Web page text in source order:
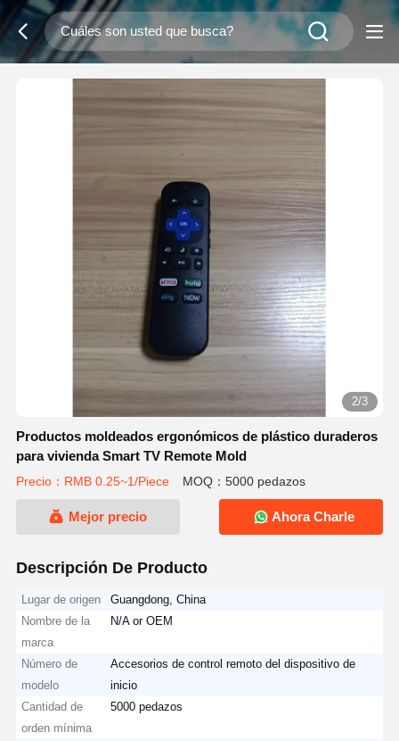
2/3
Productos moldeados ergonómicos de plástico duraderos
para vivienda Smart TV Remote Mold
Precio：RMB 0.25~1/Piece MOQ：5000 pedazos
Mejor precio Ahora Charle
Descripción De Producto
Lugar de origen
Guangdong, China
Nombre de la
marca
N/A or OEM
Número de
modelo
Accesorios de control remoto del dispositivo de
inicio
Cantidad de
orden mínima
5000 pedazos